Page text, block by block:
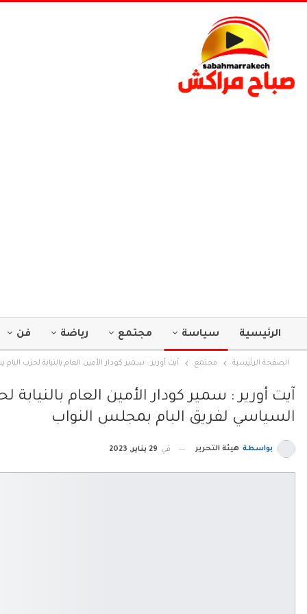
الرئيسية سياسة مجتمع رياضة فن
الصفحة الرئيسية مجتمع آيت أورير : سمير كودار الأمين العام بالنيابة لحزب
آيت أورير : سمير كودار الأمين العام
السياسي لفريق البام بمجلس النواب
بواسطة هيئة التحرير في 29 يناير, 2023